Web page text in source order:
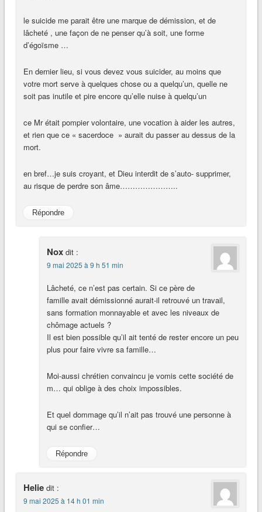
le suicide me parait être une marque de démission, et de
lâcheté , une façon de ne penser qu’à soit, une forme
d’égoïsme …
En dernier lieu, si vous devez vous suicider, au moins que
votre mort serve à quelques chose ou a quelqu’un, quelle ne
soit pas inutile et pire encore qu’elle nuise à quelqu’un
ce Mr était pompier volontaire, une vocation à aider les autres,
et rien que ce « sacerdoce » aurait du passer au dessus de la
mort.
en bref…je suis croyant, et Dieu interdit de s’auto- supprimer,
au risque de perdre son âme…………………..
Répondre
Nox dit :
9 mai 2025 à 9 h 51 min
Lâcheté, ce n’est pas certain. Si ce père de
famille avait démissionné aurait-il retrouvé un travail,
sans formation monnayable et avec les niveaux de
chômage actuels ?
Il est bien possible qu’il ait tenté de rester encore un peu
plus pour faire vivre sa famille…
Moi-aussi chrétien convaincu je vomis cette société de
m… qui oblige à des choix impossibles.
Et quel dommage qu’il n’ait pas trouvé une personne à
qui se confier…
Répondre
Helie dit :
9 mai 2025 à 14 h 01 min